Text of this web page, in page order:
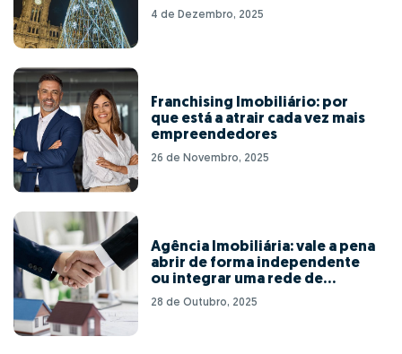
4 de Dezembro, 2025
Franchising Imobiliário: por
que está a atrair cada vez mais
empreendedores
26 de Novembro, 2025
Agência Imobiliária: vale a pena
abrir de forma independente
ou integrar uma rede de
franchising?
28 de Outubro, 2025